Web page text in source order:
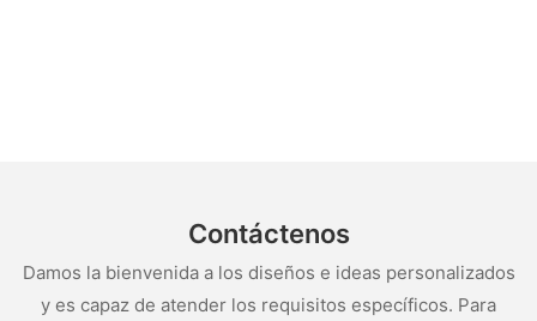
Contáctenos
Damos la bienvenida a los diseños e ideas personalizados
y es capaz de atender los requisitos específicos. Para